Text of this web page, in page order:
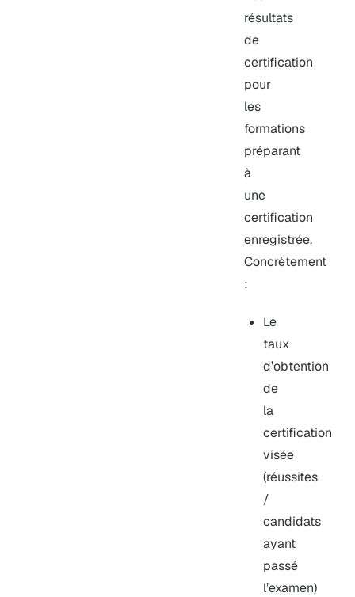
résultats
de
certification
pour
les
formations
préparant
à
une
certification
enregistrée.
Concrètement
:
Le
taux
d’obtention
de
la
certification
visée
(réussites
/
candidats
ayant
passé
l’examen)